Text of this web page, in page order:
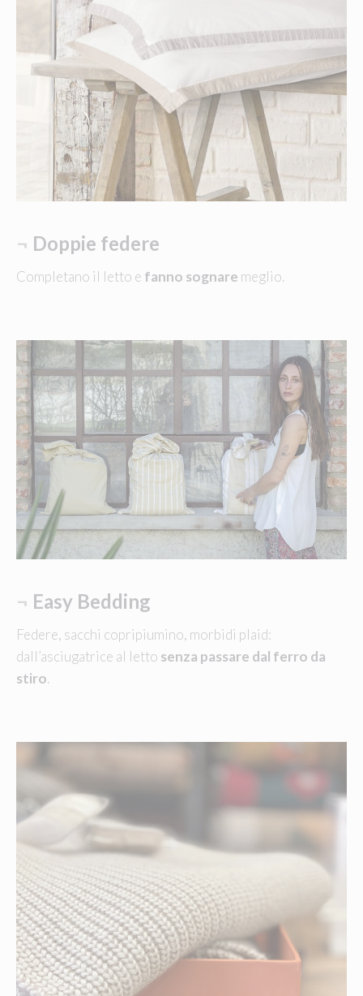
¬ Doppie federe
Completano il letto e fanno sognare meglio.
¬ Easy Bedding
Federe, sacchi copripiumino, morbidi plaid:
dall’asciugatrice al letto senza passare dal ferro da
stiro.